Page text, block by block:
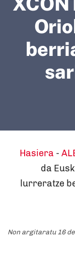
Hasiera -
da
lurreratze
Non argitaratu 16